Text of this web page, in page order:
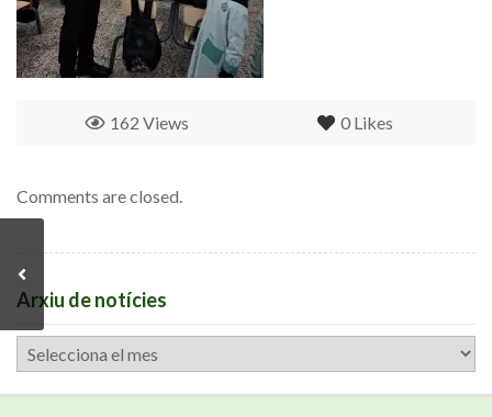
0 Likes
162 Views
Comments are closed.
Arxiu de notícies
Arxiu
de
notícies